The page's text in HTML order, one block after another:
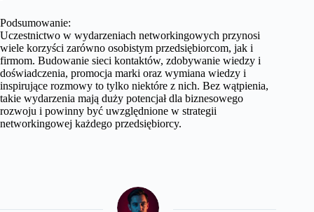
Podsumowanie:
Uczestnictwo w wydarzeniach networkingowych przynosi
wiele korzyści zarówno osobistym przedsiębiorcom, jak i
firmom. Budowanie sieci kontaktów, zdobywanie wiedzy i
doświadczenia, promocja marki oraz wymiana wiedzy i
inspirujące rozmowy to tylko niektóre z nich. Bez wątpienia,
takie wydarzenia mają duży potencjał dla biznesowego
rozwoju i powinny być uwzględnione w strategii
networkingowej każdego przedsiębiorcy.